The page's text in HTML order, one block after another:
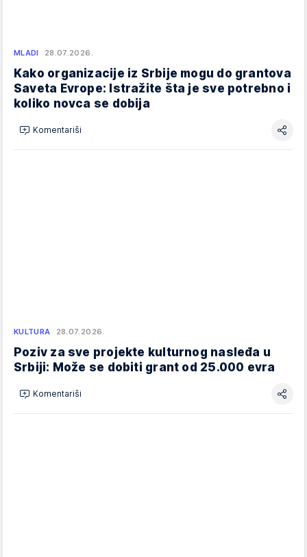
MLADI 28.07.2026.
Kako organizacije iz Srbije mogu do grantova
Saveta Evrope: Istražite šta je sve potrebno i
koliko novca se dobija
Komentariši
KULTURA 28.07.2026.
Poziv za sve projekte kulturnog nasleđa u
Srbiji: Može se dobiti grant od 25.000 evra
Komentariši